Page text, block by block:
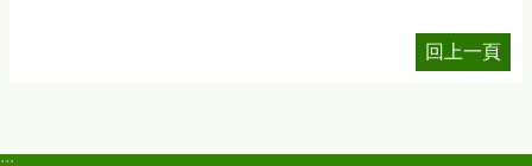
回上一頁